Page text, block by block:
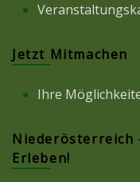
Jetzt Mitmachen
Ihre
Niederösterreich
Erleben!